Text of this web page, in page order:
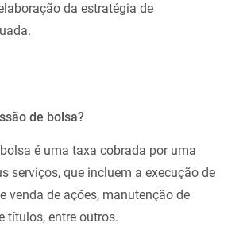
da estratégia de
de bolsa?
é uma taxa cobrada por uma
serviços, que incluem a execução de
venda de ações, manutenção de
títulos, entre outros.